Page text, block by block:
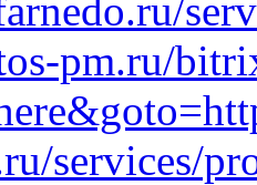
pm.ru/
services/